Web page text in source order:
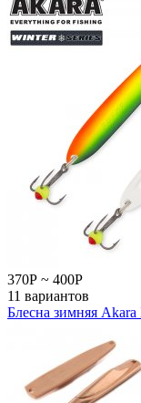
370Р ~ 400Р
11 вариантов
Блесна зимняя Akara